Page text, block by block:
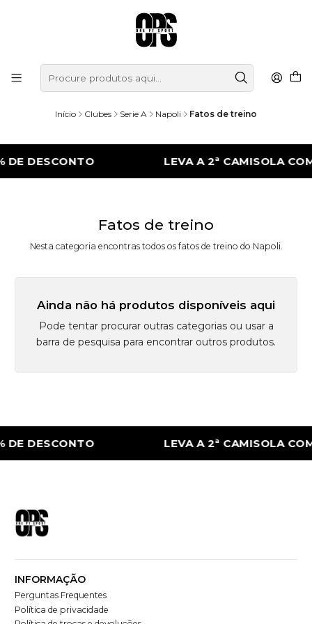
Início Clubes Serie A Napoli Fatos de treino
DESCONTO LEVA A 2ª CAMISOLA
Fatos de treino
Nesta categoria encontras todos os fatos de treino do Napoli.
Ainda não há produtos disponíveis aqui
Pode tentar procurar outras categorias ou usar a
barra de pesquisa para encontrar outros produtos.
DESCONTO LEVA A 2ª CAMISOLA
INFORMAÇÃO
Perguntas Frequentes
Política de privacidade